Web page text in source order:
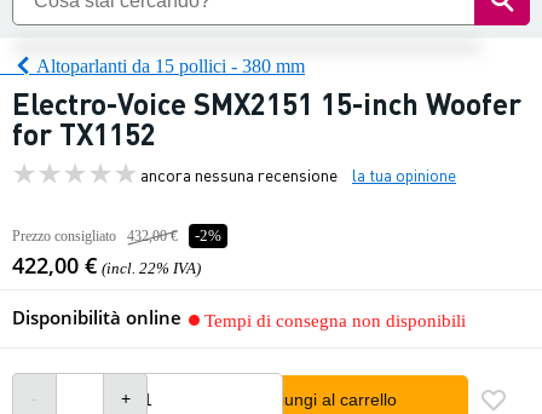
Altoparlanti da 15 pollici - 380 mm
Electro-Voice SMX2151 15-inch Woofer
for TX1152
ancora nessuna recensione la tua opinione
Prezzo consigliato 432,00 € -2%
422,00 € (incl. 22% IVA)
Disponibilità online Tempi di consegna non disponibili
Aggiungi al carrello